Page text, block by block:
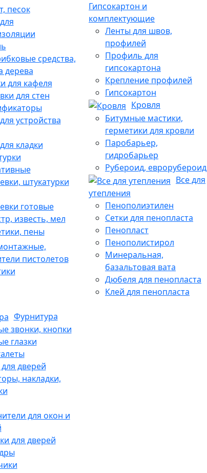
песок
средства,
дерева
для кафеля
для стен
устройства
кладки
штукатурки
готовые
известь, мел
пены
пистолетов
Гипсокартон и
комплектующие
Ленты для швов,
профилей
Профиль для
гипсокартона
Крепление профилей
Гипсокартон
Кровля
Битумные мастики,
герметики для кровли
Паробарьер,
гидробарьер
Рубероид, еврорубероид
Все для
утепления
Пенополиэтилен
Сетки для пенопласта
Пенопласт
Пенополистирол
Минеральная,
базальтовая вата
Дюбеля для пенопласта
Клей для пенопласта
Фурнитура
звонки, кнопки
глазки
дверей
накладки,
для окон и
для дверей